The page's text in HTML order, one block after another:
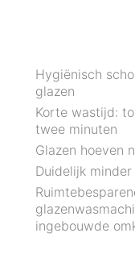
Hygiënisch
glazen
Korte wastijd:
twee minuten
Glazen hoeven
Duidelijk
ingebouwde